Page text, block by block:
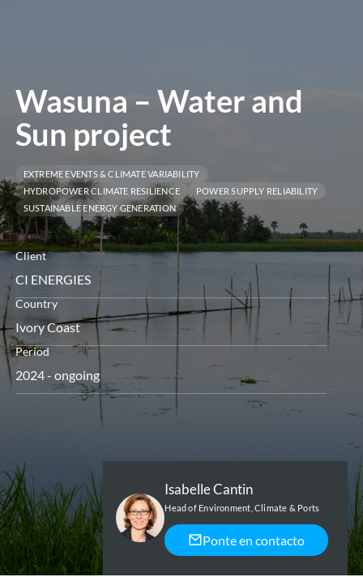
Wasuna – Water and
Sun project
EXTREME EVENTS & CLIMATE VARIABILITY
HYDROPOWER CLIMATE RESILIENCE
POWER SUPPLY RELIABILITY
SUSTAINABLE ENERGY GENERATION
Client
CI ENERGIES
Country
Ivory Coast
Period
2024 - ongoing
Isabelle Cantin
Head of Environment, Climate & Ports
Ponte en contacto